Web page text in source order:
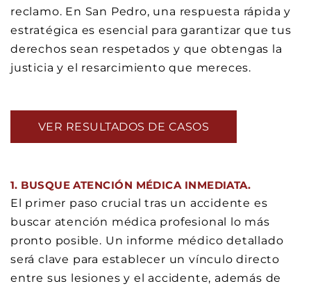
reclamo. En San Pedro, una respuesta rápida y
estratégica es esencial para garantizar que tus
derechos sean respetados y que obtengas la
justicia y el resarcimiento que mereces.
VER RESULTADOS DE CASOS
1. BUSQUE ATENCIÓN MÉDICA INMEDIATA.
El primer paso crucial tras un accidente es
buscar atención médica profesional lo más
pronto posible. Un informe médico detallado
será clave para establecer un vínculo directo
entre sus lesiones y el accidente, además de